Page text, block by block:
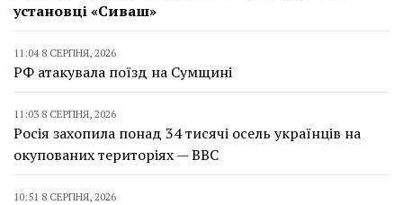
установці «Сиваш»
11:04 8 СЕРПНЯ, 2026
РФ атакувала поїзд на Сумщині
11:03 8 СЕРПНЯ, 2026
Росія захопила понад 34 тисячі осель українців на
окупованих територіях — BBC
10:51 8 СЕРПНЯ, 2026